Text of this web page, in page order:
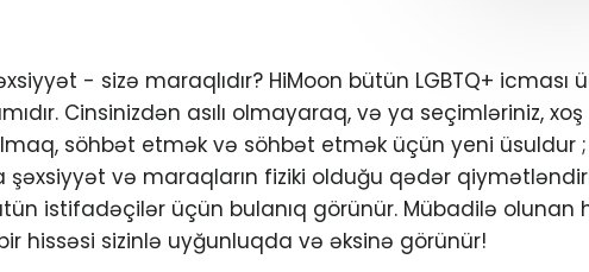
- sizə maraqlıdır? HiMoon bütün LGBTQ+ icması
Cinsinizdən asılı olmayaraq, və ya seçimləriniz, xoş
söhbət etmək və söhbət etmək üçün yeni üsuldur ;
və maraqların fiziki olduğu qədər
istifadəçilər üçün bulanıq görünür. Mübadilə olunan
hissəsi sizinlə uyğunluqda və əksinə görünür!